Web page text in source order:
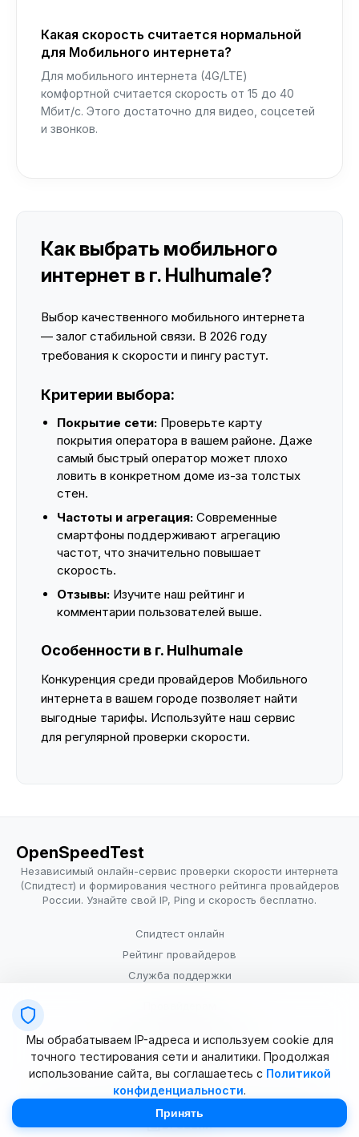
Какая скорость считается нормальной
для Мобильного интернета?
Для мобильного интернета (4G/LTE)
комфортной считается скорость от 15 до 40
Мбит/с. Этого достаточно для видео, соцсетей
и звонков.
Как выбрать мобильного
интернет в г. Hulhumale?
Выбор качественного мобильного интернета
— залог стабильной связи. В 2026 году
требования к скорости и пингу растут.
Критерии выбора:
Покрытие сети: Проверьте карту
покрытия оператора в вашем районе. Даже
самый быстрый оператор может плохо
ловить в конкретном доме из-за толстых
стен.
Частоты и агрегация: Современные
смартфоны поддерживают агрегацию
частот, что значительно повышает
скорость.
Отзывы: Изучите наш рейтинг и
комментарии пользователей выше.
Особенности в г. Hulhumale
Конкуренция среди провайдеров Мобильного
интернета в вашем городе позволяет найти
выгодные тарифы. Используйте наш сервис
для регулярной проверки скорости.
OpenSpeedTest
Независимый онлайн-сервис проверки скорости интернета
(Спидтест) и формирования честного рейтинга провайдеров
России. Узнайте свой IP, Ping и скорость бесплатно.
Спидтест онлайн
Рейтинг провайдеров
Служба поддержки
Условия использования
© 2025–2026 OpenSpeedTest (ИП Долматова В.В.). Все права
Мы обрабатываем IP-адреса и используем cookie для
точного тестирования сети и аналитики. Продолжая
использование сайта, вы соглашаетесь с Политикой
конфиденциальности.
Принять